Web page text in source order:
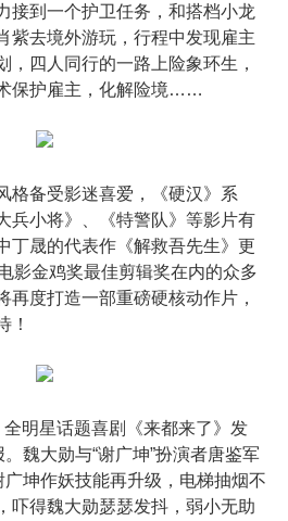
接到一个护卫任务，和搭档小龙
紫去境外游玩，行程中发现雇主
，四人同行的一路上险象环生，
保护雇主，化解险境……
格备受影迷喜爱，《硬汉》系
兵小将》、《特警队》等影片有
丁晟的代表作《解救吾先生》更
影金鸡奖最佳剪辑奖在内的众多
再度打造一部重磅硬核动作片，
！
明星话题喜剧《来都来了》发
魏大勋与“谢广坤”扮演者唐鉴军
广坤作妖技能再升级，电梯抽烟不
吓得魏大勋瑟瑟发抖，弱小无助